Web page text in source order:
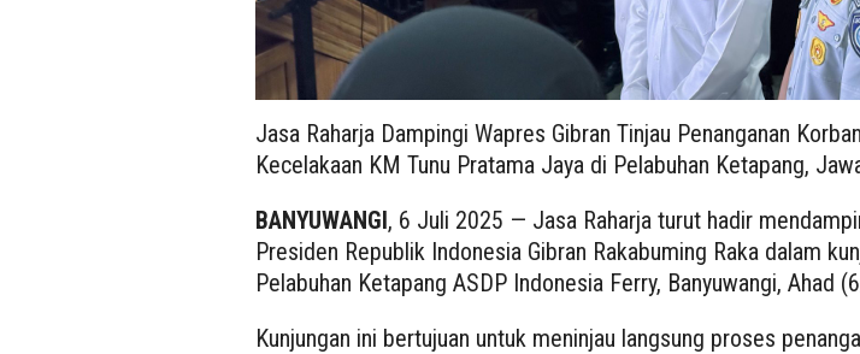
Jasa Raharja Dampingi Wapres Gibran Tinjau Penanganan Korban
Kecelakaan KM Tunu Pratama Jaya di Pelabuhan Ketapang,
BANYUWANGI, 6 Juli 2025 — Jasa Raharja turut hadir
Presiden Republik Indonesia Gibran Rakabuming Raka dalam
Pelabuhan Ketapang ASDP Indonesia Ferry, Banyuwangi, Ahad
Kunjungan ini bertujuan untuk meninjau langsung proses